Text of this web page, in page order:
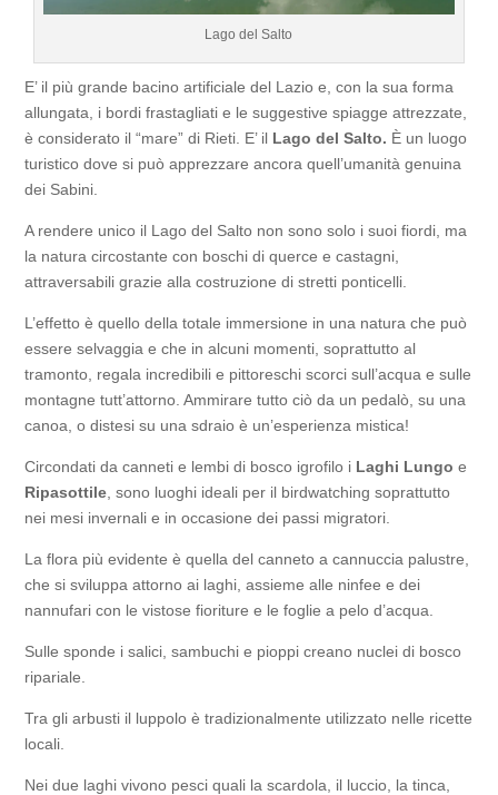
Lago del Salto
E’ il più grande bacino artificiale del Lazio e, con la sua forma
allungata, i bordi frastagliati e le suggestive spiagge attrezzate,
è considerato il “mare” di Rieti. E’ il Lago del Salto. È un luogo
turistico dove si può apprezzare ancora quell’umanità genuina
dei Sabini.
A rendere unico il Lago del Salto non sono solo i suoi fiordi, ma
la natura circostante con boschi di querce e castagni,
attraversabili grazie alla costruzione di stretti ponticelli.
L’effetto è quello della totale immersione in una natura che può
essere selvaggia e che in alcuni momenti, soprattutto al
tramonto, regala incredibili e pittoreschi scorci sull’acqua e sulle
montagne tutt’attorno. Ammirare tutto ciò da un pedalò, su una
canoa, o distesi su una sdraio è un’esperienza mistica!
Circondati da canneti e lembi di bosco igrofilo i Laghi Lungo e
Ripasottile , sono luoghi ideali per il birdwatching soprattutto
nei mesi invernali e in occasione dei passi migratori.
La flora più evidente è quella del canneto a cannuccia palustre,
che si sviluppa attorno ai laghi, assieme alle ninfee e dei
nannufari con le vistose fioriture e le foglie a pelo d’acqua.
Sulle sponde i salici, sambuchi e pioppi creano nuclei di bosco
ripariale.
Tra gli arbusti il luppolo è tradizionalmente utilizzato nelle ricette
locali.
Nei due laghi vivono pesci quali la scardola, il luccio, la tinca,